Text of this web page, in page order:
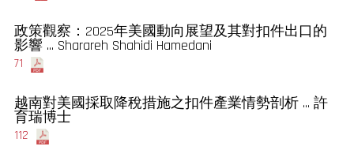
政策觀察：2025年美國動向展望及其對扣件出口的
影響 ... Sharareh Shahidi Hamedani
71
越南對美國採取降稅措施之扣件產業情勢剖析 ... 許
育瑞博士
112